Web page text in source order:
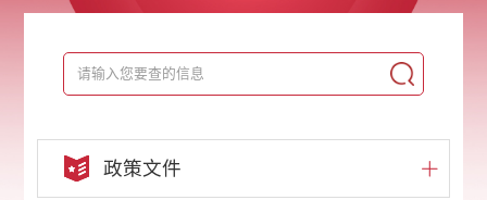
政策文件